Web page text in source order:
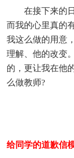
在接下来的
而我的心里真的
我这么做的用意
理解、他的改变
的，更让我在他
么做教师?
给同学的道歉信